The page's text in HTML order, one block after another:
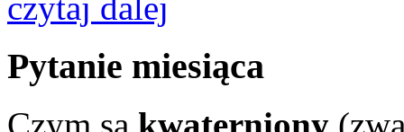
czytaj dalej
Pytanie miesiąca
Czym są kwaterniony